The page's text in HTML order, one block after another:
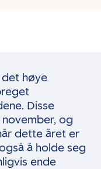
det høye
Disse
og
dette året er
å holde seg
ende